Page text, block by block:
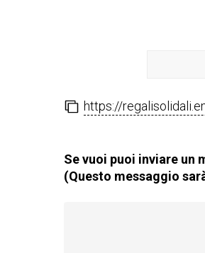
https://
Se vuoi puoi inviare un
(Questo messaggio